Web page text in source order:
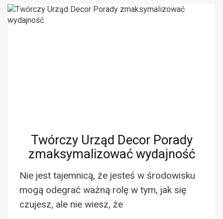
Twórczy Urząd Decor Porady
zmaksymalizować wydajność
Nie jest tajemnicą, że jesteś w środowisku
mogą odegrać ważną rolę w tym, jak się
czujesz, ale nie wiesz, że